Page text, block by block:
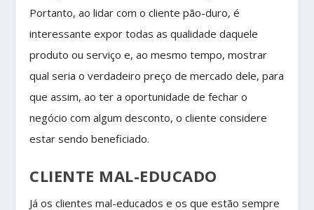
Portanto, ao lidar com o cliente pão-duro, é
interessante expor todas as qualidade daquele
produto ou serviço e, ao mesmo tempo, mostrar
qual seria o verdadeiro preço de mercado dele, para
que assim, ao ter a oportunidade de fechar o
negócio com algum desconto, o cliente considere
estar sendo beneficiado.
CLIENTE MAL-EDUCADO
Já os clientes mal-educados e os que estão sempre